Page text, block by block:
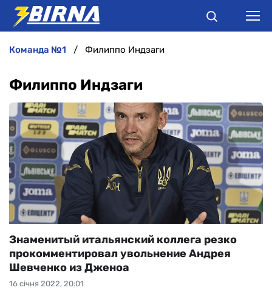
ІНТЕРВ'Ю
РІЗНЕ
БУКМЕКЕРИ
команда №1 Филиппо Индзаги
Филиппо Индзаги
16 січня 2022, 20:01
Знаменитый итальянский коллега резко
прокомментировал увольнение Андрея
Шевченко из Дженоа